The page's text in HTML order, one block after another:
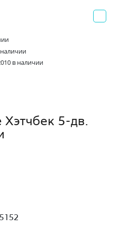
в наличии
Хэтчбек 5-дв.